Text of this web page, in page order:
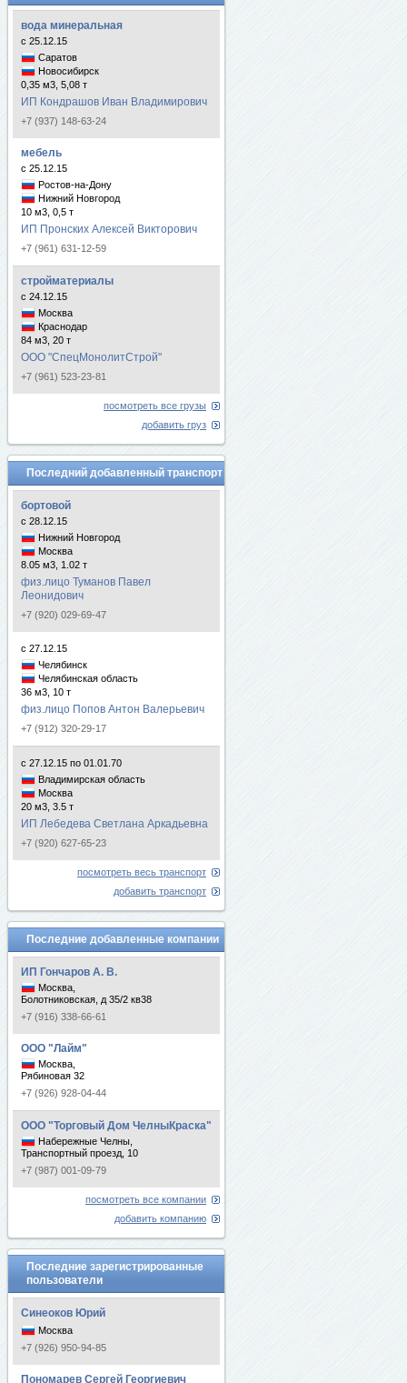
вода минеральная
с 25.12.15
Саратов
Новосибирск
0,35 м3, 5,08 т
ИП Кондрашов Иван Владимирович
+7 (937) 148-63-24
мебель
с 25.12.15
Ростов-на-Дону
Нижний Новгород
10 м3, 0,5 т
ИП Пронских Алексей Викторович
+7 (961) 631-12-59
стройматериалы
с 24.12.15
Москва
Краснодар
84 м3, 20 т
ООО "СпецМонолитСтрой"
+7 (961) 523-23-81
посмотреть все грузы
добавить груз
Последний добавленный транспорт
бортовой
с 28.12.15
Нижний Новгород
Москва
8.05 м3, 1.02 т
физ.лицо Туманов Павел
Леонидович
+7 (920) 029-69-47
с 27.12.15
Челябинск
Челябинская область
36 м3, 10 т
физ.лицо Попов Антон Валерьевич
+7 (912) 320-29-17
с 27.12.15 по 01.01.70
Владимирская область
Москва
20 м3, 3.5 т
ИП Лебедева Светлана Аркадьевна
+7 (920) 627-65-23
посмотреть весь транспорт
добавить транспорт
Последние добавленные компании
ИП Гончаров А. В.
Москва,
Болотниковская, д 35/2 кв38
+7 (916) 338-66-61
ООО "Лайм"
Москва,
Рябиновая 32
+7 (926) 928-04-44
ООО "Торговый Дом ЧелныКраска"
Набережные Челны,
Транспортный проезд, 10
+7 (987) 001-09-79
посмотреть все компании
добавить компанию
Последние зарегистрированные
пользователи
Синеоков Юрий
Москва
+7 (926) 950-94-85
Пономарев Сергей Георгиевич